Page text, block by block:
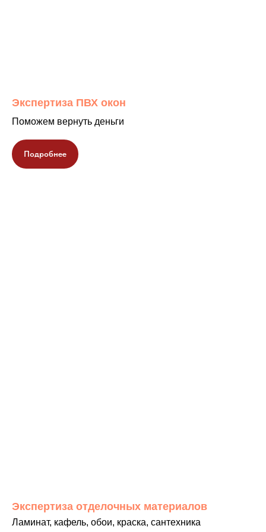
Экспертиза ПВХ окон
Поможем вернуть деньги
Подробнее
Экспертиза отделочных материалов
Ламинат, кафель, обои, краска, сантехника